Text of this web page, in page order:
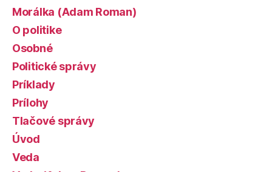
Morálka (Adam Roman)
O politike
Osobné
Politické správy
Príklady
Prílohy
Tlačové správy
Úvod
Veda